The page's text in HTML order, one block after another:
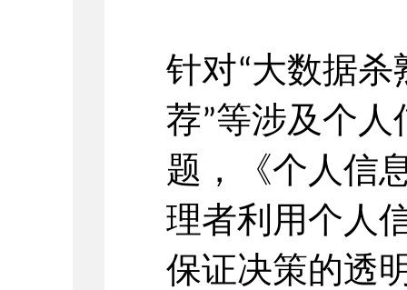
针对“大数据杀
荐”等涉及个人
题，《个人信
理者利用个人
保证决策的透